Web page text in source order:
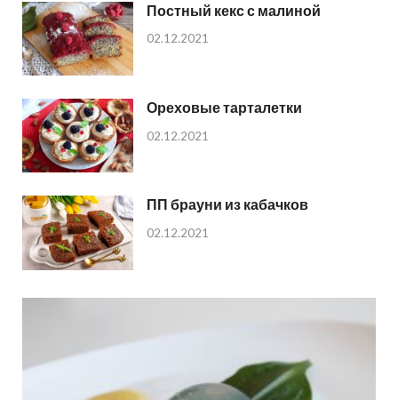
Постный кекс с малиной
02.12.2021
Ореховые тарталетки
02.12.2021
ПП брауни из кабачков
02.12.2021